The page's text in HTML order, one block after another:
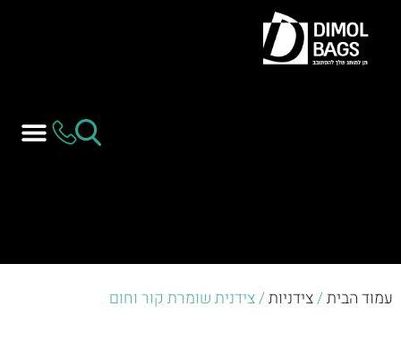
עמוד הבית/צידניות/ צידנית שומרת קור וחום